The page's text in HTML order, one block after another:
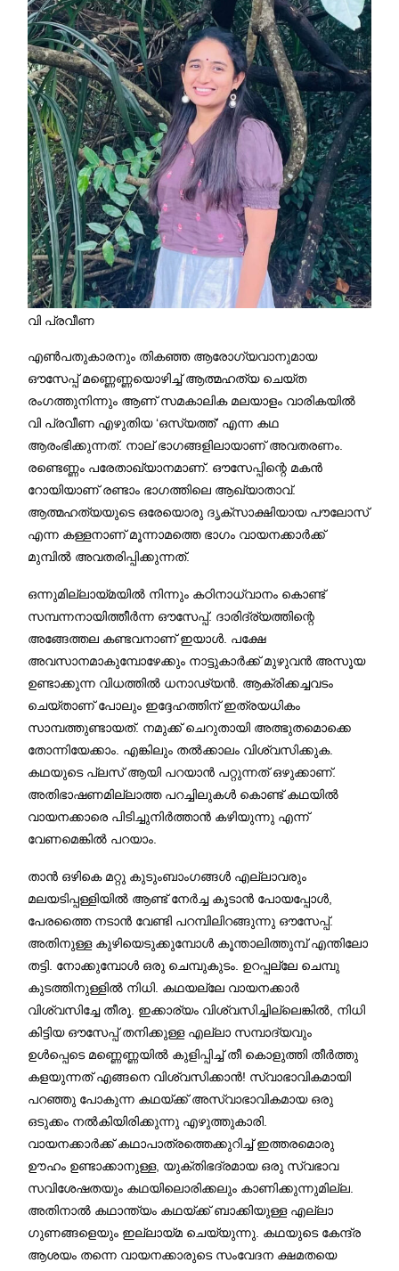
വി പ്രവീണ
എൺപതുകാരനും തികഞ്ഞ ആരോഗ്യവാനുമായ
ഔസേപ്പ് മണ്ണെണ്ണയൊഴിച്ച് ആത്മഹത്യ ചെയ്ത
രംഗത്തുനിന്നും ആണ് സമകാലിക മലയാളം വാരികയിൽ
വി പ്രവീണ എഴുതിയ ‘ഒസ്യത്ത്’ എന്ന കഥ
ആരംഭിക്കുന്നത്. നാല് ഭാഗങ്ങളിലായാണ് അവതരണം.
രണ്ടെണ്ണം പരേതാഖ്യാനമാണ്. ഔസേപ്പിന്റെ മകൻ
റോയിയാണ് രണ്ടാം ഭാഗത്തിലെ ആഖ്യാതാവ്.
ആത്മഹത്യയുടെ ഒരേയൊരു ദൃക്സാക്ഷിയായ പൗലോസ്
എന്ന കള്ളനാണ് മൂന്നാമത്തെ ഭാഗം വായനക്കാർക്ക്
മുമ്പിൽ അവതരിപ്പിക്കുന്നത്.
ഒന്നുമില്ലായ്മയിൽ നിന്നും കഠിനാധ്വാനം കൊണ്ട്
സമ്പന്നനായിത്തീർന്ന ഔസേപ്പ്. ദാരിദ്ര്യത്തിന്റെ
അങ്ങേത്തല കണ്ടവനാണ് ഇയാൾ. പക്ഷേ
അവസാനമാകുമ്പോഴേക്കും നാട്ടുകാർക്ക് മുഴുവൻ അസൂയ
ഉണ്ടാക്കുന്ന വിധത്തിൽ ധനാഢ്യൻ. ആക്രിക്കച്ചവടം
ചെയ്താണ് പോലും ഇദ്ദേഹത്തിന് ഇത്രയധികം
സാമ്പത്തുണ്ടായത്. നമുക്ക് ചെറുതായി അത്ഭുതമൊക്കെ
തോന്നിയേക്കാം. എങ്കിലും തൽക്കാലം വിശ്വസിക്കുക.
കഥയുടെ പ്ലസ് ആയി പറയാൻ പറ്റുന്നത് ഒഴുക്കാണ്.
അതിഭാഷണമില്ലാത്ത പറച്ചിലുകൾ കൊണ്ട് കഥയിൽ
വായനക്കാരെ പിടിച്ചുനിർത്താൻ കഴിയുന്നു എന്ന്
വേണമെങ്കിൽ പറയാം.
താൻ ഒഴികെ മറ്റു കുടുംബാംഗങ്ങൾ എല്ലാവരും
മലയടിപ്പള്ളിയിൽ ആണ്ട് നേർച്ച കൂടാൻ പോയപ്പോൾ,
പേരത്തൈ നടാൻ വേണ്ടി പറമ്പിലിറങ്ങുന്നു ഔസേപ്പ്.
അതിനുള്ള കുഴിയെടുക്കുമ്പോൾ കൂന്താലിത്തുമ്പ് എന്തിലോ
തട്ടി. നോക്കുമ്പോൾ ഒരു ചെമ്പുകുടം. ഉറപ്പല്ലേ ചെമ്പു
കുടത്തിനുള്ളിൽ നിധി. കഥയല്ലേ വായനക്കാർ
വിശ്വസിച്ചേ തീരൂ. ഇക്കാര്യം വിശ്വസിച്ചില്ലെങ്കിൽ, നിധി
കിട്ടിയ ഔസേപ്പ് തനിക്കുള്ള എല്ലാ സമ്പാദ്യവും
ഉൾപ്പെടെ മണ്ണെണ്ണയിൽ കുളിപ്പിച്ച് തീ കൊളുത്തി തീർത്തു
കളയുന്നത് എങ്ങനെ വിശ്വസിക്കാൻ! സ്വാഭാവികമായി
പറഞ്ഞു പോകുന്ന കഥയ്ക്ക് അസ്വാഭാവികമായ ഒരു
ഒടുക്കം നൽകിയിരിക്കുന്നു എഴുത്തുകാരി.
വായനക്കാർക്ക് കഥാപാത്രത്തെക്കുറിച്ച് ഇത്തരമൊരു
ഊഹം ഉണ്ടാക്കാനുള്ള, യുക്തിഭദ്രമായ ഒരു സ്വഭാവ
സവിശേഷതയും കഥയിലൊരിക്കലും കാണിക്കുന്നുമില്ല.
അതിനാൽ കഥാന്ത്യം കഥയ്ക്ക് ബാക്കിയുള്ള എല്ലാ
ഗുണങ്ങളെയും ഇല്ലായ്മ ചെയ്യുന്നു. കഥയുടെ കേന്ദ്ര
ആശയം തന്നെ വായനക്കാരുടെ സംവേദന ക്ഷമതയെ